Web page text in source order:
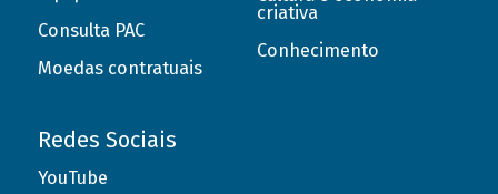
Consulta PAC
Moedas contratuais
criativa
Conhecimento
Redes Sociais
YouTube